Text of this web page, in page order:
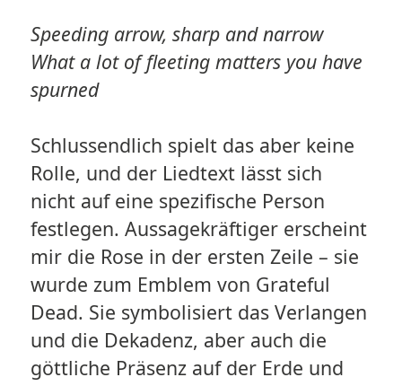
Speeding arrow, sharp and narrow
What a lot of fleeting matters you have
spurned
Schlussendlich spielt das aber keine
Rolle, und der Liedtext lässt sich
nicht auf eine spezifische Person
festlegen. Aussagekräftiger erscheint
mir die Rose in der ersten Zeile – sie
wurde zum Emblem von Grateful
Dead. Sie symbolisiert das Verlangen
und die Dekadenz, aber auch die
göttliche Präsenz auf der Erde und